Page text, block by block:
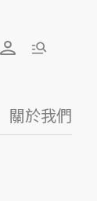
關於我們